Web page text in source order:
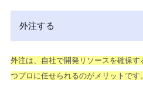
外注する
外注は、自社で開発リソースを確保
つプロに任せられるのがメリットです。